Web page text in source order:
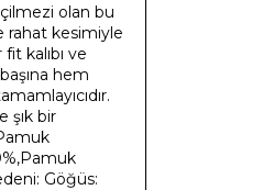
olan bu
rahat kesimiyle
kalıbı ve
hem
şık bir
Göğüs: